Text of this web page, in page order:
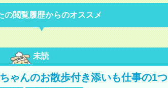
の閲覧履歴からのオススメ
未読
ゃんのお散歩付き添いも仕事の1つ